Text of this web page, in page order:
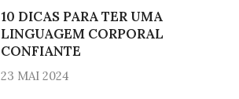
10 DICAS PARA TER UMA
LINGUAGEM CORPORAL
CONFIANTE
23 MAI 2024